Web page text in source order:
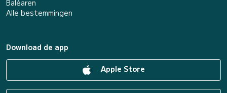
Baléaren
Alle bestemmingen
Download de app
Apple Store